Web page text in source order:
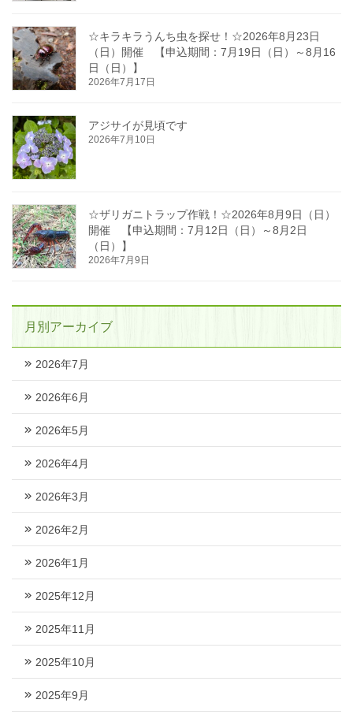
☆キラキラうんち虫を探せ！☆2026年8月23日
（日）開催 【申込期間：7月19日（日）～8月16
日（日）】
2026年7月17日
アジサイが見頃です
2026年7月10日
☆ザリガニトラップ作戦！☆2026年8月9日（日）
開催 【申込期間：7月12日（日）～8月2日
（日）】
2026年7月9日
月別アーカイブ
2026年7月
2026年6月
2026年5月
2026年4月
2026年3月
2026年2月
2026年1月
2025年12月
2025年11月
2025年10月
2025年9月